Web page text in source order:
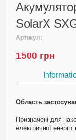
SolarX
Артикул:
1500 грн
Область
Призначені для
електричної